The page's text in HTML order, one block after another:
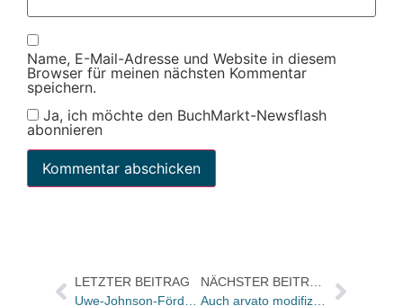
Name, E-Mail-Adresse und Website in diesem
Browser für meinen nächsten Kommentar
speichern.
Ja, ich möchte den BuchMarkt-Newsflash
abonnieren
LETZTER BEITRAG